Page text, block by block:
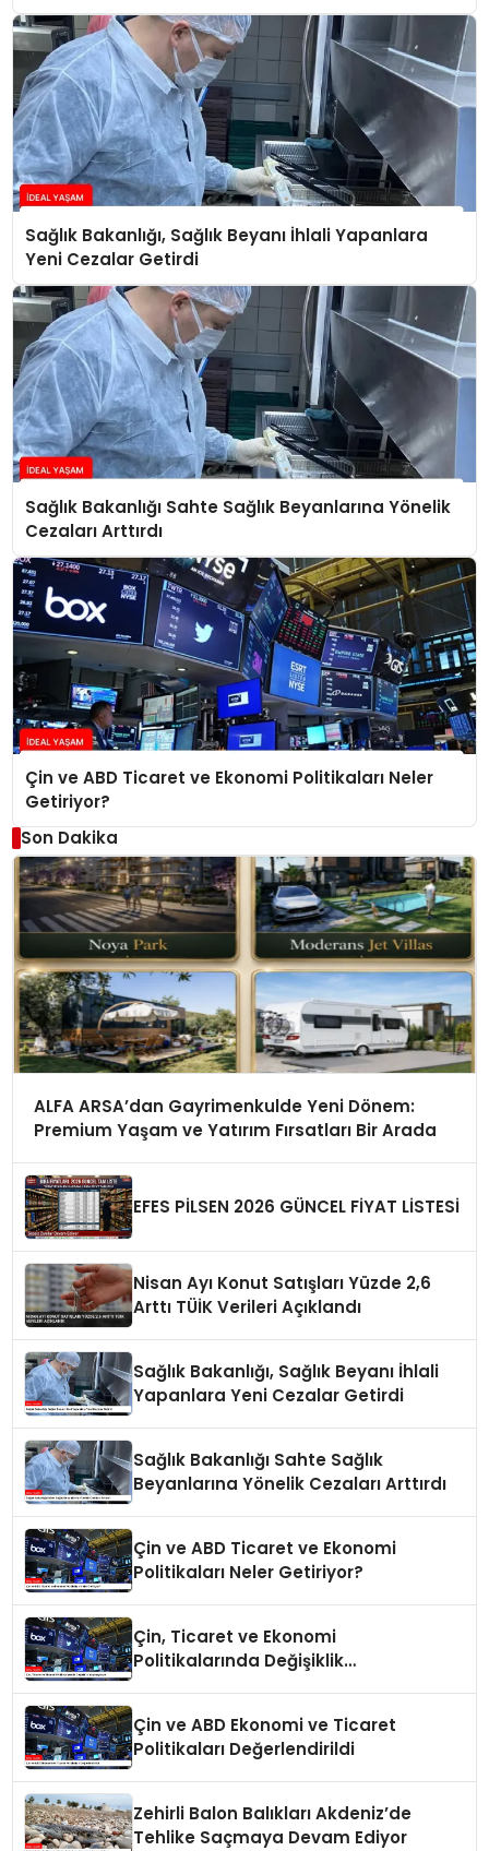
Sağlık Bakanlığı, Sağlık Beyanı İhlali Yapanlara
Yeni Cezalar Getirdi
Sağlık Bakanlığı Sahte Sağlık Beyanlarına Yönelik
Cezaları Arttırdı
Çin ve ABD Ticaret ve Ekonomi Politikaları Neler
Getiriyor?
Son Dakika
ALFA ARSA’dan Gayrimenkulde Yeni Dönem:
Premium Yaşam ve Yatırım Fırsatları Bir Arada
EFES PİLSEN 2026 GÜNCEL FİYAT LİSTESİ
Nisan Ayı Konut Satışları Yüzde 2,6
Arttı TÜİK Verileri Açıklandı
Sağlık Bakanlığı, Sağlık Beyanı İhlali
Yapanlara Yeni Cezalar Getirdi
Sağlık Bakanlığı Sahte Sağlık
Beyanlarına Yönelik Cezaları Arttırdı
Çin ve ABD Ticaret ve Ekonomi
Politikaları Neler Getiriyor?
Çin, Ticaret ve Ekonomi
Politikalarında Değişiklik
Çin ve ABD Ekonomi ve Ticaret
Politikaları Değerlendirildi
Zehirli Balon Balıkları Akdeniz’de
Tehlike Saçmaya Devam Ediyor